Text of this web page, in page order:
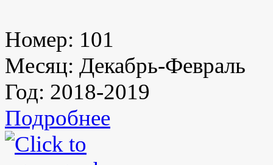
Номер: 101
Месяц: Декабрь-Февраль
Год: 2018-2019
Подробнее